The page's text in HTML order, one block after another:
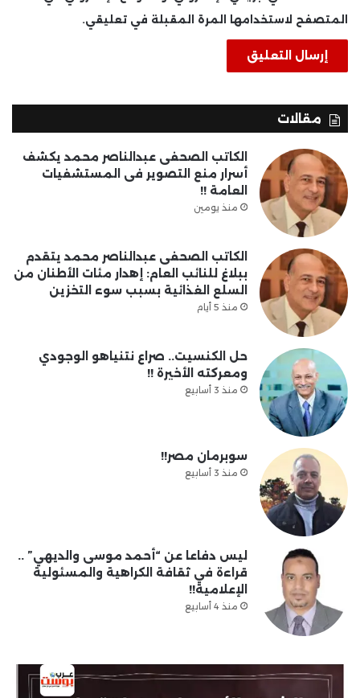
المتصفح لاستخدامها المرة المقبلة في تعليقي.
مقالات
الكاتب الصحفى عبدالناصر محمد يكشف
أسرار منع التصوير فى المستشفيات
العامة !!
منذ يومين
الكاتب الصحفى عبدالناصر محمد يتقدم
ببلاغ للنائب العام: إهدار مئات الأطنان من
السلع الغذائية بسبب سوء التخزين
منذ 5 أيام
حل الكنسيت.. صراع نتنياهو الوجودي
ومعركته الأخيرة !!
منذ 3 أسابيع
سوبرمان مصر!!
منذ 3 أسابيع
ليس دفاعا عن “أحمد موسى والديهي” ..
قراءة في ثقافة الكراهية والمسئولية
الإعلامية!!
منذ 4 أسابيع